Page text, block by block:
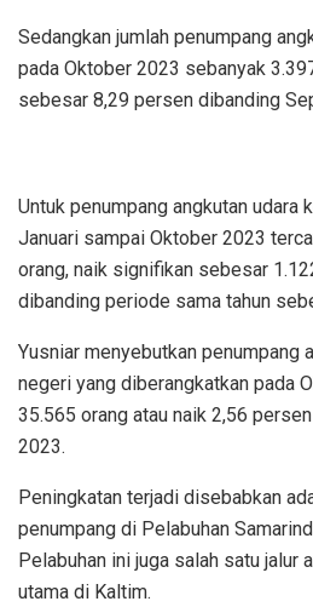
Sedangkan jumlah penumpang
pada Oktober 2023 sebanyak
sebesar 8,29 persen dibanding
Untuk penumpang angkutan udara
Januari sampai Oktober 2023
orang, naik signifikan sebesar
dibanding periode sama tahun
Yusniar menyebutkan penumpang
negeri yang diberangkatkan pada
35.565 orang atau naik 2,56
2023.
Peningkatan terjadi disebabkan
penumpang di Pelabuhan
Pelabuhan ini juga salah satu jalur
utama di Kaltim.